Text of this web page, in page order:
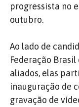
progressista no
outubro.
Ao lado de
Federação
aliados, elas
inauguração de
gravação de